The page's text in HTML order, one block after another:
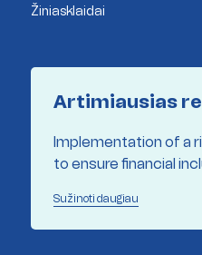
Žiniasklaidai
Artimiausias
Implementation of a
to ensure financial
Sužinoti daugiau